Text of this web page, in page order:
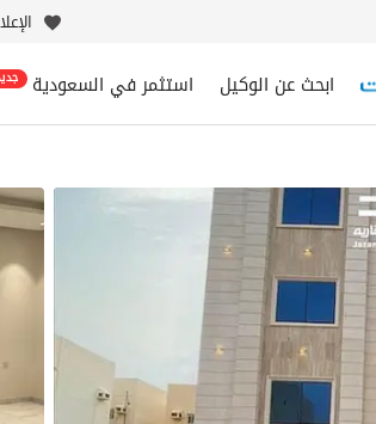
ابحث عن الوكيل استثمر في السعودية